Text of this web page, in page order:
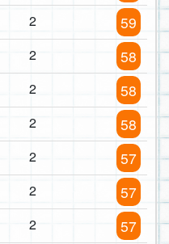
2 59
2 58
2 58
2 58
2 57
2 57
2 57